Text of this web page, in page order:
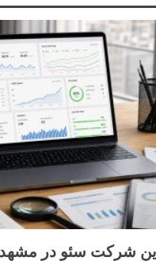
شرکت سئو در مشهد